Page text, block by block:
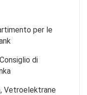
per le
di
Vetroelektrane